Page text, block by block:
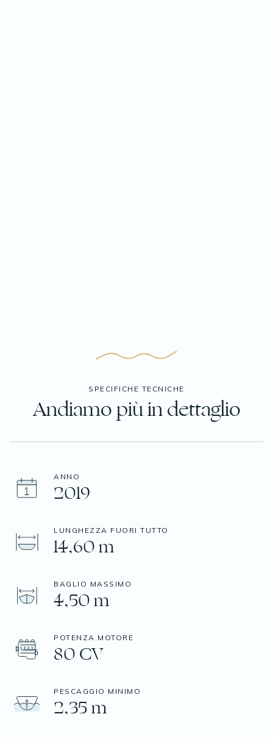
SPECIFICHE TECNICHE
Andiamo più in dettaglio
ANNO
2019
LUNGHEZZA FUORI TUTTO
14,60 m
BAGLIO MASSIMO
4,50 m
POTENZA MOTORE
80 CV
PESCAGGIO MINIMO
2,35 m